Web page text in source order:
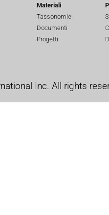
Materiali
Tassonomie
Documenti
Progetti
Inc. All rights